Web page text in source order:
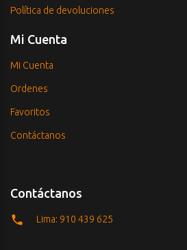
Política de devoluciones
Mi Cuenta
Mi Cuenta
Ordenes
Favoritos
Contáctanos
Contáctanos
Lima: 910 439 625